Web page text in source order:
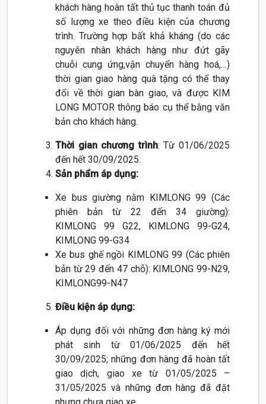
khách hàng hoàn tất thủ tục thanh toán đủ
số lượng xe theo điều kiện của chương
trình. Trường hợp bất khả kháng (do các
nguyên nhân khách hàng như đứt gãy
chuỗi cung ứng,vận chuyển hàng hoá,…)
thời gian giao hàng quà tặng có thể thay
đổi về thời gian bàn giao, và được KIM
LONG MOTOR thông báo cụ thể bằng văn
bản cho khách hàng.
Thời gian chương trình: Từ 01/06/2025
đến hết 30/09/2025.
Sản phẩm áp dụng:
Xe bus giường nằm KIMLONG 99 (Các
phiên bản từ 22 đến 34 giường):
KIMLONG 99 G22, KIMLONG 99-G24,
KIMLONG 99-G34
Xe bus ghế ngồi KIMLONG 99 (Các phiên
bản từ 29 đến 47 chỗ): KIMLONG 99-N29,
KIMLONG99-N47
Điều kiện áp dụng:
Áp dụng đối với những đơn hàng ký mới
phát sinh từ 01/06/2025 đến hết
30/09/2025; những đơn hàng đã hoàn tất
giao dịch, giao xe từ 01/05/2025 –
31/05/2025 và những đơn hàng đã đặt